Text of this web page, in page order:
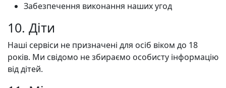
Забезпечення виконання наших угод
10. Діти
Наші сервіси не призначені для осіб віком до 18
років. Ми свідомо не збираємо особисту інформацію
від дітей.